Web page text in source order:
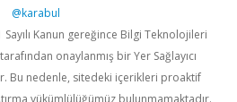
@karabul
Sayılı Kanun gereğince Bilgi Teknolojileri
onaylanmış bir Yer Sağlayıcı
Bu nedenle, sitedeki içerikleri proaktif
yükümlülüğümüz bulunmamaktadır.